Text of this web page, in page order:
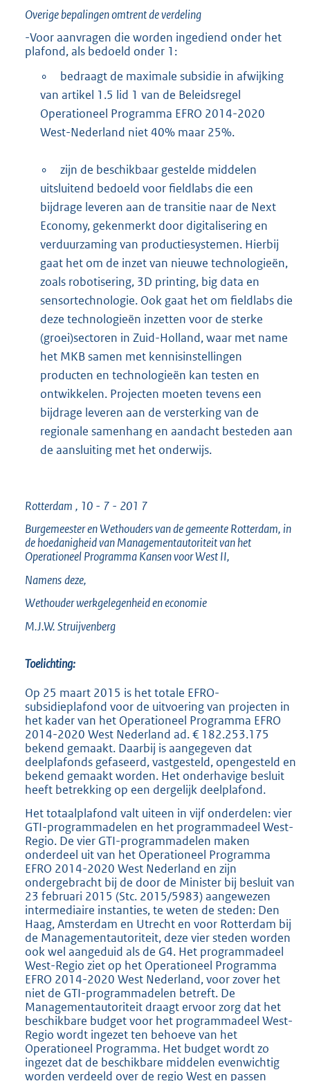
Overige bepalingen omtrent de verdeling
-Voor aanvragen die worden ingediend onder het
plafond, als bedoeld onder 1:
∘
bedraagt de maximale subsidie in afwijking
van artikel 1.5 lid 1 van de Beleidsregel
Operationeel Programma EFRO 2014-2020
West-Nederland niet 40% maar 25%.
∘
zijn de beschikbaar gestelde middelen
uitsluitend bedoeld voor fieldlabs die een
bijdrage leveren aan de transitie naar de Next
Economy, gekenmerkt door digitalisering en
verduurzaming van productiesystemen. Hierbij
gaat het om de inzet van nieuwe technologieën,
zoals robotisering, 3D printing, big data en
sensortechnologie. Ook gaat het om fieldlabs die
deze technologieën inzetten voor de sterke
(groei)sectoren in Zuid-Holland, waar met name
het MKB samen met kennisinstellingen
producten en technologieën kan testen en
ontwikkelen. Projecten moeten tevens een
bijdrage leveren aan de versterking van de
regionale samenhang en aandacht besteden aan
de aansluiting met het onderwijs.
Rotterdam , 10 - 7 - 201 7
Burgemeester en Wethouders van de gemeente Rotterdam, in
de hoedanigheid van Managementautoriteit van het
Operationeel Programma Kansen voor West II,
Namensdeze,
Wethouder werkgelegenheid en economie
M.J.W. Struijvenberg
Toelichting:
Op 25 maart 2015 is het totale EFRO-
subsidieplafond voor de uitvoering van projecten in
het kader van het Operationeel Programma EFRO
2014-2020 West Nederland ad. € 182.253.175
bekend gemaakt. Daarbij is aangegeven dat
deelplafonds gefaseerd, vastgesteld, opengesteld en
bekend gemaakt worden. Het onderhavige besluit
heeft betrekking op een dergelijk deelplafond.
Het totaalplafond valt uiteen in vijf onderdelen: vier
GTI-programmadelen en het programmadeel West-
Regio. De vier GTI-programmadelen maken
onderdeel uit van het Operationeel Programma
EFRO 2014-2020 West Nederland en zijn
ondergebracht bij de door de Minister bij besluit van
23 februari 2015 (Stc. 2015/5983) aangewezen
intermediaire instanties, te weten de steden: Den
Haag, Amsterdam en Utrecht en voor Rotterdam bij
de Managementautoriteit, deze vier steden worden
ook wel aangeduid als de G4. Het programmadeel
West-Regio ziet op het Operationeel Programma
EFRO 2014-2020 West Nederland, voor zover het
niet de GTI-programmadelen betreft. De
Managementautoriteit draagt ervoor zorg dat het
beschikbare budget voor het programmadeel West-
Regio wordt ingezet ten behoeve van het
Operationeel Programma. Het budget wordt zo
ingezet dat de beschikbare middelen evenwichtig
worden verdeeld over de regio West en passen